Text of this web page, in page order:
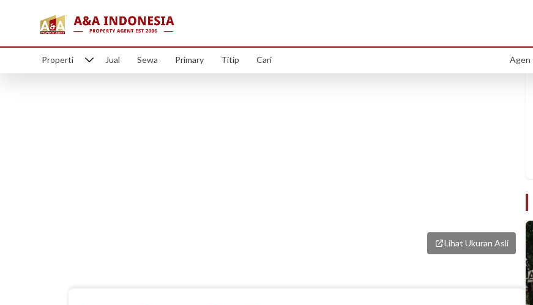
Properti Jual Sewa Primary Titip Cari Agen
Lihat Ukuran Asli